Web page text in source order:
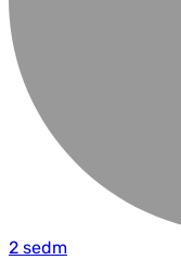
2 sedm